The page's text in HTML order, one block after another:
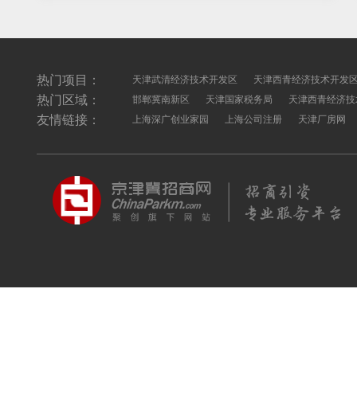
热门项目： 天津武清经济技术开发区 天津西青经济技术开发
热门区域： 邯郸冀南新区 天津国家税务局 天津西青经济
友情链接： 上海深广创业家园 上海公司注册 天津厂房网